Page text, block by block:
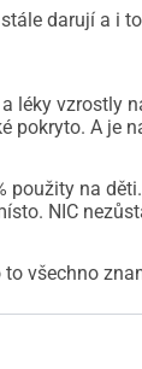
najdete
darují a i
léky vzrostly
pokryto. A je
použity na
NIC
všechno